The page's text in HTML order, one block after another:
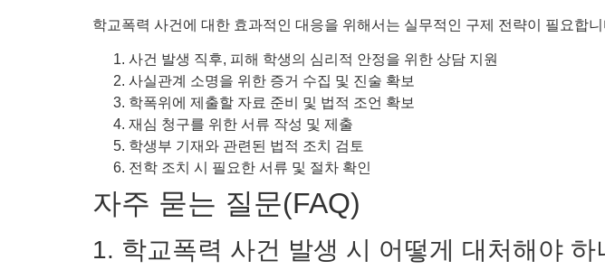
학교폭력 사건에 대한 효과적인 대응을 위해서는 실무적인 구제 전략이 필요합
사건 발생 직후, 피해 학생의 심리적 안정을 위한 상담 지원
사실관계 소명을 위한 증거 수집 및 진술 확보
학폭위에 제출할 자료 준비 및 법적 조언 확보
재심 청구를 위한 서류 작성 및 제출
학생부 기재와 관련된 법적 조치 검토
전학 조치 시 필요한 서류 및 절차 확인
자주 묻는 질문(FAQ)
1. 학교폭력 사건 발생 시 어떻게 대처해야 하